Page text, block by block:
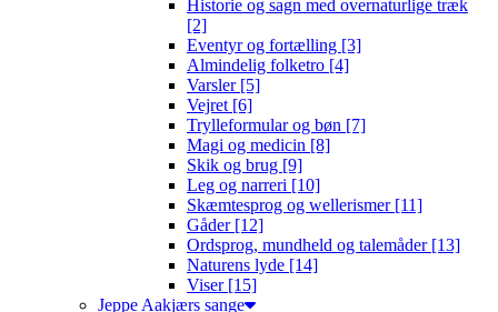
Historie og sagn med overnaturlige træk
[2]
Eventyr og fortælling [3]
Almindelig folketro [4]
Varsler [5]
Vejret [6]
Trylleformular og bøn [7]
Magi og medicin [8]
Skik og brug [9]
Leg og narreri [10]
Skæmtesprog og wellerismer [11]
Gåder [12]
Ordsprog, mundheld og talemåder [13]
Naturens lyde [14]
Viser [15]
Jeppe Aakjærs sange